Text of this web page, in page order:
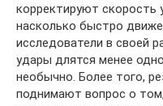
корректируют скорость
насколько быстро
исследователи в своей
удары длятся менее
необычно. Более того,
поднимают вопрос о